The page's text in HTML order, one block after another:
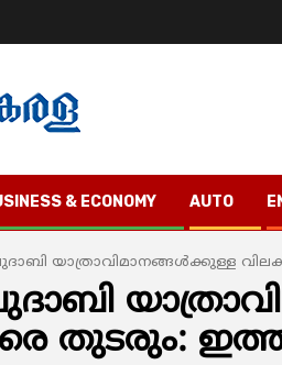
& ECONOMY AUTO
യാത്രാവിമാനങ്ങള്‍ക്കുള്ള
തുടരും: